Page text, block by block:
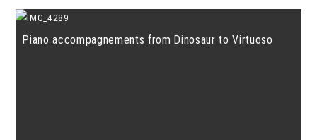
Piano accompagnements from Dinosaur to Virtuoso